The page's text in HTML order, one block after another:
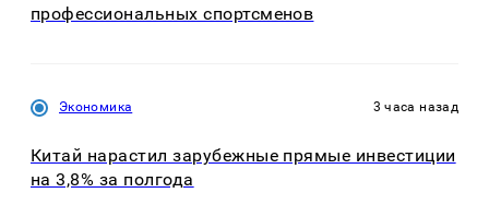
профессиональных спортсменов
Экономика 3 часа назад
Китай нарастил зарубежные прямые инвестиции
на 3,8% за полгода